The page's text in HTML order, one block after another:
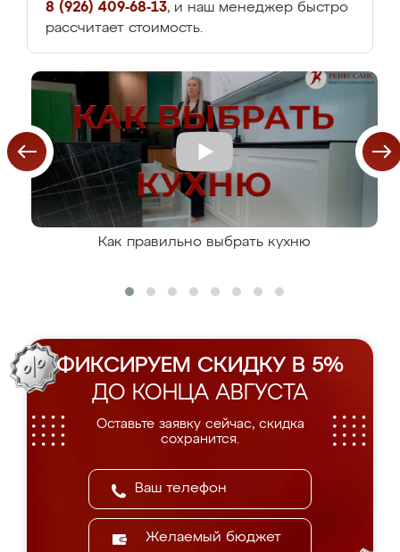
8 (926) 409-68-13, и наш менеджер быстро
рассчитает стоимость.
Как правильно выбрать кухню
ФИКСИРУЕМ СКИДКУ В 5%
ДО КОНЦА АВГУСТА
Оставьте заявку сейчас, скидка
сохранится.
Желаемый бюджет